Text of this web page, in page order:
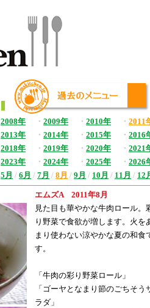
2008年 ・ 2009年 ・ 2010年 ・ 2011
2013年 ・ 2014年 ・ 2015年 ・ 2016
2018年 ・ 2019年 ・ 2020年 ・ 2021
2023年 ・ 2024年 ・ 2025年 ・ 2026
5月 / 6月 / 7月 / 8月 / 9月 / 10月 / 11月 / 12
エムズA 2011年8月
見た目も華やかな牛肉ロール。
り野菜で食欲が増します。火を
まり使わない涼やかな夏の和食
す。
「牛肉の彩り野菜ロール」
「ゴーヤとなまり節のごちそう
ラダ」